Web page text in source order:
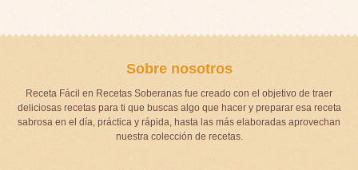
Sobre nosotros
Receta Fácil en Recetas Soberanas fue creado con el objetivo de traer
deliciosas recetas para ti que buscas algo que hacer y preparar esa receta
sabrosa en el día, práctica y rápida, hasta las más elaboradas aprovechan
nuestra colección de recetas.